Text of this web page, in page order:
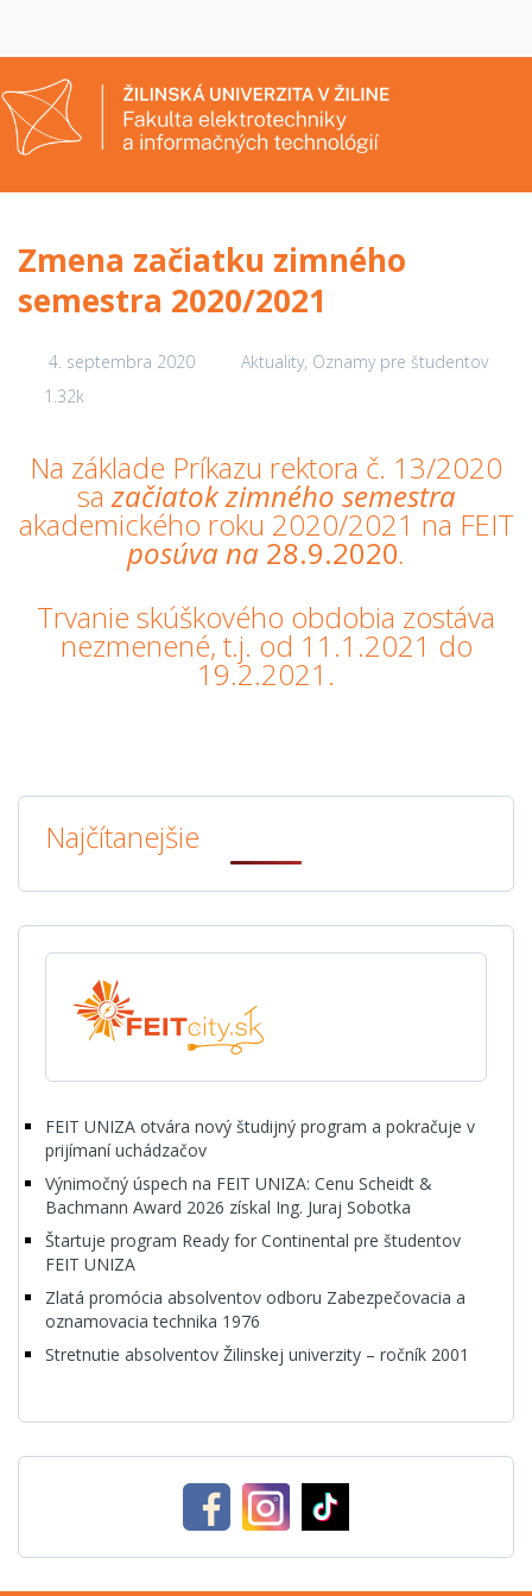
Zmena začiatku zimného
semestra 2020/2021
4. septembra 2020 Aktuality, Oznamy pre študentov
1.32k
Na základe Príkazu rektora č. 13/2020
sazačiatok zimného semestra
akademického roku 2020/2021 na FEIT
posúva na 28.9.2020.
Trvanie skúškového obdobia zostáva
nezmenené, t.j. od 11.1.2021 do
19.2.2021.
Najčítanejšie
FEIT UNIZA otvára nový študijný program a pokračuje v
prijímaní uchádzačov
Výnimočný úspech na FEIT UNIZA: Cenu Scheidt &
Bachmann Award 2026 získal Ing. Juraj Sobotka
Štartuje program Ready for Continental pre študentov
FEIT UNIZA
Zlatá promócia absolventov odboru Zabezpečovacia a
oznamovacia technika 1976
Stretnutie absolventov Žilinskej univerzity – ročník 2001